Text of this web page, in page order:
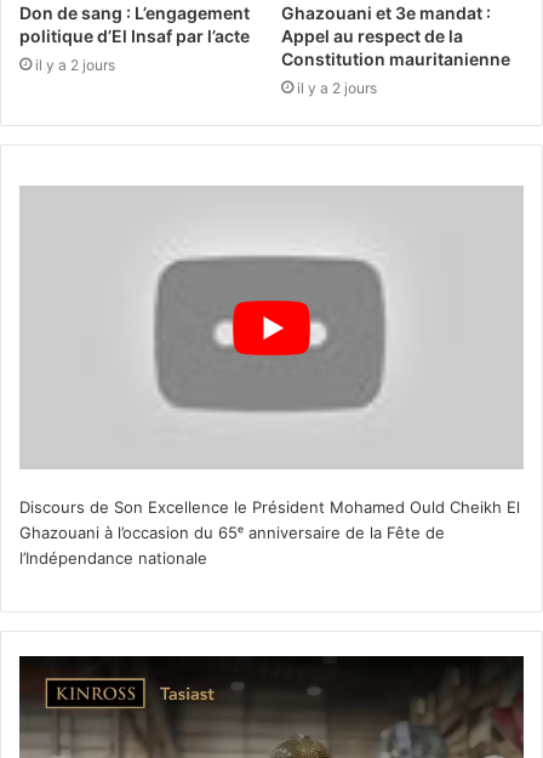
Don de sang : L’engagement
politique d’El Insaf par l’acte
il y a 2 jours
Ghazouani et 3e mandat :
Appel au respect de la
Constitution mauritanienne
il y a 2 jours
Discours de Son Excellence le Président Mohamed Ould Cheikh El
Ghazouani à l’occasion du 65ᵉ anniversaire de la Fête de
l’Indépendance nationale